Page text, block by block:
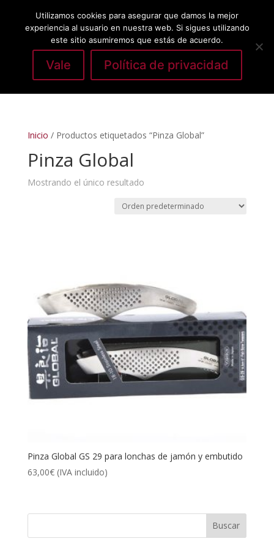
Seleccionar página
Inicio / Productos etiquetados “Pinza Global”
Pinza Global
Mostrando el único resultado
Pinza Global GS 29 para lonchas de jamón y embutido
63,00€ (IVA incluido)
Utilizamos cookies para asegurar que damos la mejor
experiencia al usuario en nuestra web. Si sigues utilizando
este sitio asumiremos que estás de acuerdo.
Vale Política de privacidad